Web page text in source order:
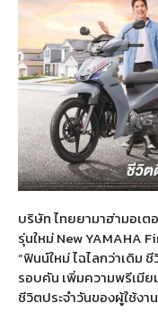
บริษัท ไทยยามาฮ่ามอเ
รุ่นใหม่New YAMAHA
“ฟินน์ใหม่ ไฉไลกว่าเดิม
รอบคัน เพิ่มความพรีเมีย
ชีวิตประจำวันของผู้ใช้งา